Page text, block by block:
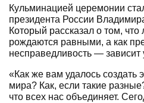
Кульминацией церемонии
президента России
Который рассказал о том,
рождаются равными, а как
несправедливость — зависит
«Как же вам удалось создать
мира? Как, если такие
что всех нас объединяет.